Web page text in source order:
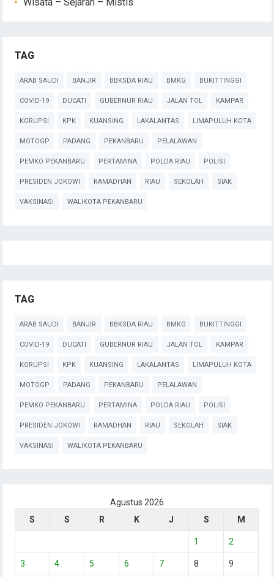
TAG
ARAB SAUDI BANJIR BBKSDA RIAU BMKG BUKITTINGGI
COVID-19 DUCATI GUBERNUR RIAU JALAN TOL KAMPAR
KORUPSI KPK KUANSING LAKALANTAS LIMAPULUH KOTA
MOTOGP PADANG PEKANBARU PELALAWAN
PEMKO PEKANBARU PERTAMINA POLDA RIAU POLISI
PRESIDEN JOKOWI RAMADHAN RIAU SEKOLAH SIAK
VAKSINASI WALIKOTA PEKANBARU
TAG
ARAB SAUDI BANJIR BBKSDA RIAU BMKG BUKITTINGGI
COVID-19 DUCATI GUBERNUR RIAU JALAN TOL KAMPAR
KORUPSI KPK KUANSING LAKALANTAS LIMAPULUH KOTA
MOTOGP PADANG PEKANBARU PELALAWAN
PEMKO PEKANBARU PERTAMINA POLDA RIAU POLISI
PRESIDEN JOKOWI RAMADHAN RIAU SEKOLAH SIAK
VAKSINASI WALIKOTA PEKANBARU
Agustus 2026
S
S R K J S M
1 2
3 4 5 6 7 8 9